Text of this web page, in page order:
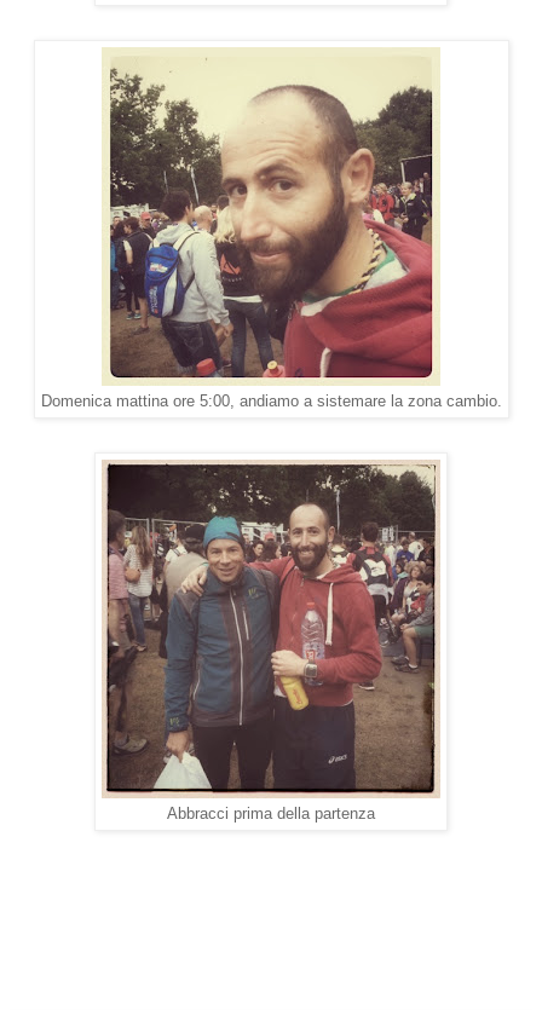
Domenica mattina ore 5:00, andiamo a sistemare la zona cambio.
Abbracci prima della partenza